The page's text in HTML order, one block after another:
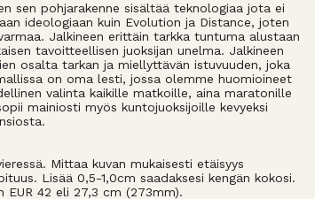
sen pohjarakenne sisältää teknologiaa jota ei
ideologiaan kuin Evolution ja Distance, joten
Jalkineen erittäin tarkka tuntuma alustaan
tavoitteellisen juoksijan unelma. Jalkineen
osalta tarkan ja miellyttävän istuvuuden, joka
on oma lesti, jossa olemme huomioineet
valinta kaikille matkoille, aina maratonille
mainiosti myös kuntojuoksijoille kevyeksi
Mittaa kuvan mukaisesti etäisyys
Lisää 0,5-1,0cm saadaksesi kengän kokosi.
42 eli 27,3 cm (273mm).